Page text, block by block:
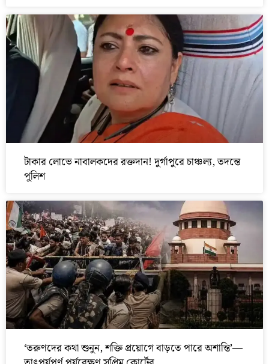
টাকার লোভে নাবালকদের রক্তদান! দুর্গাপুরে চাঞ্চল্য, তদন্তে
পুলিশ
‘তরুণদের কথা শুনুন, শক্তি প্রয়োগে বাড়তে পারে অশান্তি’—